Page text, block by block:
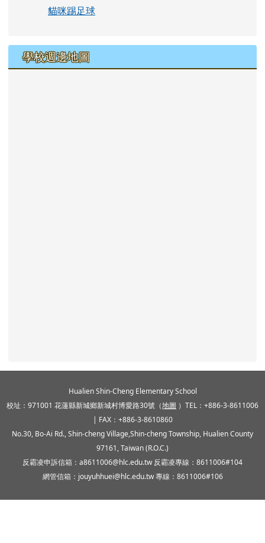
貓咪踢足球
學校週邊地圖
Hualien Shin-Cheng Elementary School
校址：971001 花蓮縣新城鄉新城村博愛路30號（地圖 ）TEL：+886-3-8611006
| FAX：+886-3-8610860
No.30, Bo-Ai Rd., Shin-cheng Village,Shin-cheng Township, Hualien County
97161, Taiwan (R.O.C.)
反霸凌申訴信箱：a8611006@hlc.edu.tw 反霸凌專線：8611006#104
網管信箱：jouyuhhuei@hlc.edu.tw 專線：8611006#106